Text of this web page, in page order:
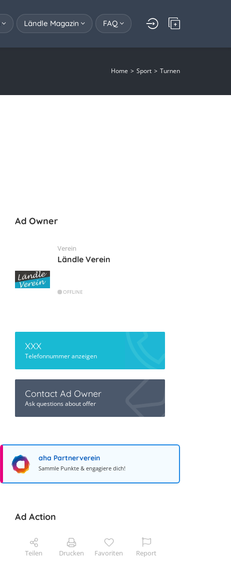
Ländle Magazin FAQ
Home Sport Turnen
Ad Owner
Verein
Ländle Verein
OFFLINE
XXX
Telefonnummer anzeigen
Contact Ad Owner
Ask questions about offer
aha Partnerverein
Sammle Punkte & engagiere dich!
Ad Action
Teilen Drucken Favoriten Report